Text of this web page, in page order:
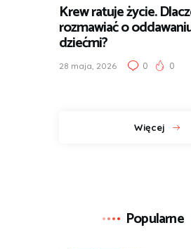
Krew ratuje życie.
rozmawiać o
dziećmi?
28 maja, 2026 0 0
Więcej
Popularne